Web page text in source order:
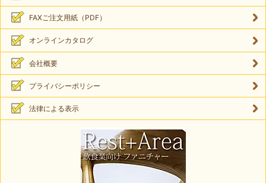
FAXご注文用紙（PDF）
オンラインカタログ
会社概要
プライバシーポリシー
法律による表示